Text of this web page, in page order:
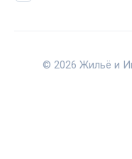
© 2026 Жильё и